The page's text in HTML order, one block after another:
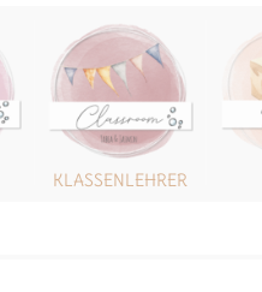
KLASSENLEHRER